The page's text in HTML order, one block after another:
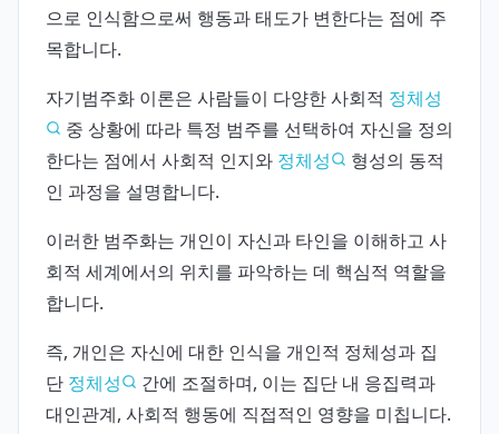
으로 인식함으로써 행동과 태도가 변한다는 점에 주
목합니다.
자기범주화 이론은 사람들이 다양한 사회적 정체성
중 상황에 따라 특정 범주를 선택하여 자신을 정의
한다는 점에서 사회적 인지와 정체성
형성의 동적
인 과정을 설명합니다.
이러한 범주화는 개인이 자신과 타인을 이해하고 사
회적 세계에서의 위치를 파악하는 데 핵심적 역할을
합니다.
즉, 개인은 자신에 대한 인식을 개인적 정체성과 집
단 정체성
간에 조절하며, 이는 집단 내 응집력과
대인관계, 사회적 행동에 직접적인 영향을 미칩니다.